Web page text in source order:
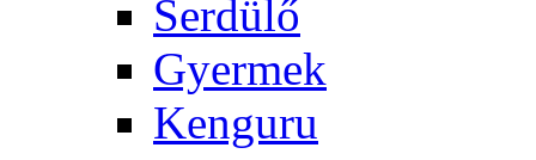
Serdülő
Gyermek
Kenguru